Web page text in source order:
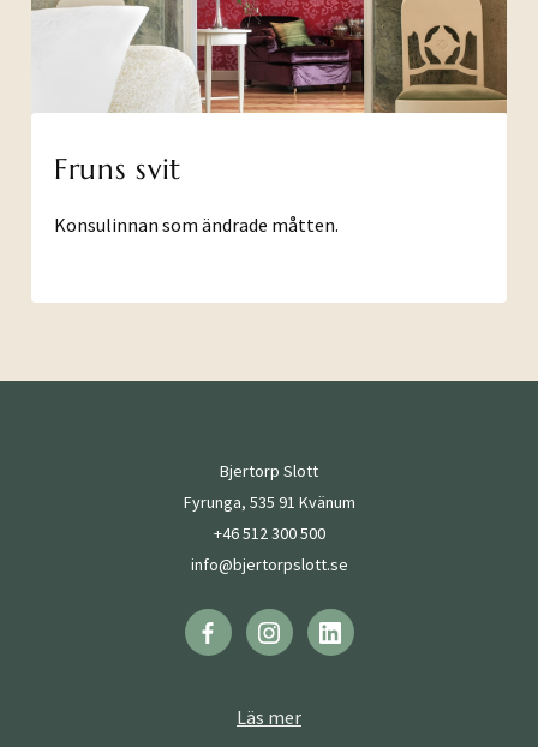
Fruns svit
Konsulinnan som ändrade måtten.
Bjertorp Slott
Fyrunga, 535 91 Kvänum
+46 512 300 500
info@bjertorpslott.se
Läs mer